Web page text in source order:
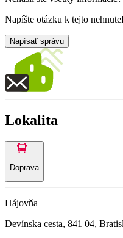
Napíšte otázku k tejto
Napísať správu
Lokalita
Doprava
Hájovňa
Devínska cesta, 841 04,